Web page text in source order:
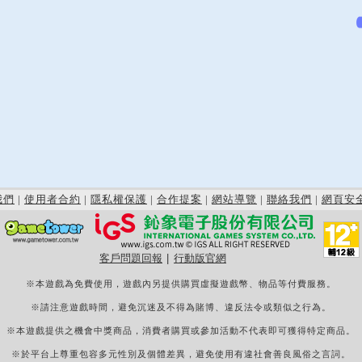
們 | 使用者合約 | 隱私權保護 | 合作提案 | 網站導覽 | 聯絡我們 | 網頁安
客戶問題回報 行動版官網
※本遊戲為免費使用，遊戲內另提供購買虛擬遊戲幣、物品等付費服務。
※請注意遊戲時間，避免沉迷及不得為賭博、違反法令或類似之行為。
※本遊戲提供之機會中獎商品，消費者購買或參加活動不代表即可獲得特定商品。
※於平台上尊重包容多元性別及個體差異，避免使用有違社會善良風俗之言詞。